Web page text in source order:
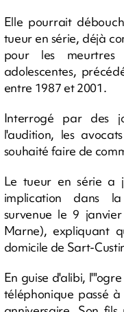
Elle pourrait
tueur en série, déjà
pour les
adolescentes,
entre 1987 et 2001.
Interrogé par des
l'audition, les
souhaité faire de
Le tueur en série a
implication dans
survenue le 9
Marne), expliquant
domicile de Sart-
En guise d'alibi,
téléphonique passé